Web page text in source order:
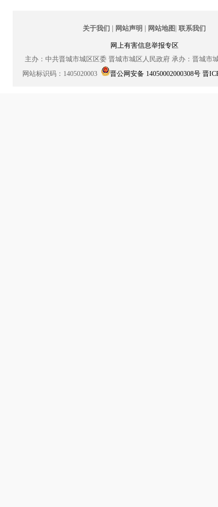
关于我们 | 网站声明 | 网站地图 | 联系我们
网上有害信息举报专区
主办：中共晋城市城区区委 晋城市城区人民政府 承办：晋城市
网站标识码：1405020003
晋公网安备 14050002000308号 晋